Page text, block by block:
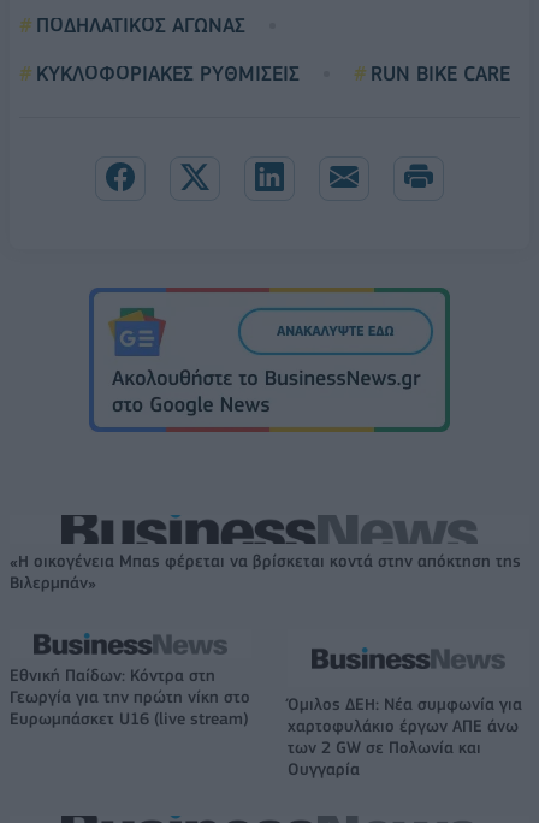
ΠΟΔΗΛΑΤΙΚΟΣ ΑΓΩΝΑΣ
ΚΥΚΛΟΦΟΡΙΑΚΕΣ ΡΥΘΜΙΣΕΙΣ
RUN BIKE CARE
«Η οικογένεια Μπας φέρεται να βρίσκεται κοντά στην απόκτηση της
Βιλερμπάν»
Εθνική Παίδων: Κόντρα στη
Γεωργία για την πρώτη νίκη στο
Ευρωμπάσκετ U16 (live stream)
Όμιλος ΔΕΗ: Νέα συμφωνία για
χαρτοφυλάκιο έργων ΑΠΕ άνω
των 2 GW σε Πολωνία και
Ουγγαρία